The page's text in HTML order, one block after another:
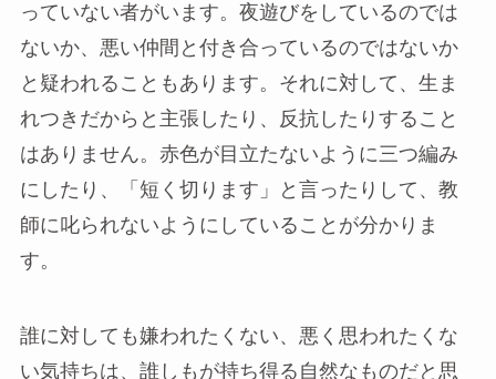
っていない者がいます。夜遊びをしているのでは
ないか、悪い仲間と付き合っているのではないか
と疑われることもあります。それに対して、生ま
れつきだからと主張したり、反抗したりすること
はありません。赤色が目立たないように三つ編み
にしたり、「短く切ります」と言ったりして、教
師に叱られないようにしていることが分かりま
す。
誰に対しても嫌われたくない、悪く思われたくな
い気持ちは、誰しもが持ち得る自然なものだと思